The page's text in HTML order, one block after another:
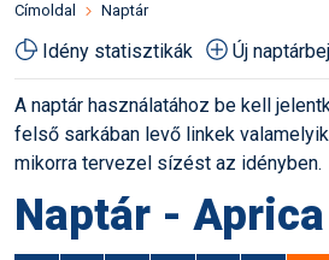
Havazás
Fotók
Címoldal Naptár
Idény statisztikák Új
A naptár használatához be kell
felső sarkában levő linkek
mikorra tervezel sízést az idényben.
Naptár - Aprica